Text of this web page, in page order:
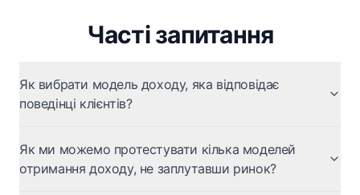
Часті запитання
Як вибрати модель доходу, яка відповідає
поведінці клієнтів?
Як ми можемо протестувати кілька моделей
отримання доходу, не заплутавши ринок?